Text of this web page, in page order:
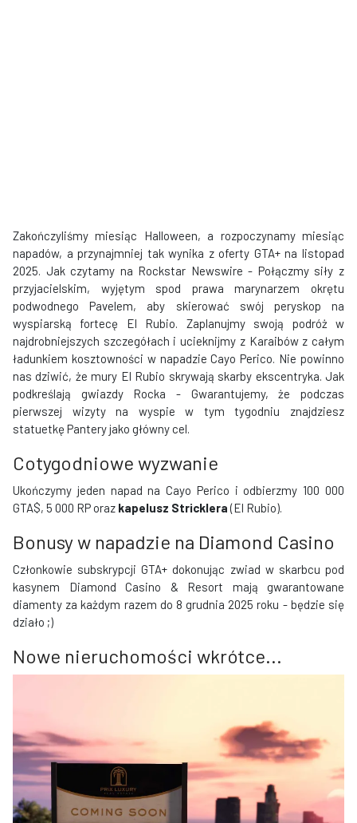
Zakończyliśmy miesiąc Halloween, a rozpoczynamy miesiąc
napadów, a przynajmniej tak wynika z oferty GTA+ na listopad
2025. Jak czytamy na Rockstar Newswire - Połączmy siły z
przyjacielskim, wyjętym spod prawa marynarzem okrętu
podwodnego Pavelem, aby skierować swój peryskop na
wyspiarską fortecę El Rubio. Zaplanujmy swoją podróż w
najdrobniejszych szczegółach i ucieknijmy z Karaibów z całym
ładunkiem kosztowności w napadzie Cayo Perico. Nie powinno
nas dziwić, że mury El Rubio skrywają skarby ekscentryka. Jak
podkreślają gwiazdy Rocka - Gwarantujemy, że podczas
pierwszej wizyty na wyspie w tym tygodniu znajdziesz
statuetkę Pantery jako główny cel.
Cotygodniowe wyzwanie
Ukończymy jeden napad na Cayo Perico i odbierzmy 100 000
GTA$, 5 000 RP oraz kapelusz Stricklera(El Rubio).
Bonusy w napadzie na Diamond Casino
Członkowie subskrypcji GTA+ dokonując zwiad w skarbcu pod
kasynem Diamond Casino & Resort mają gwarantowane
diamenty za każdym razem do 8 grudnia 2025 roku - będzie się
działo ;)
Nowe nieruchomości wkrótce...